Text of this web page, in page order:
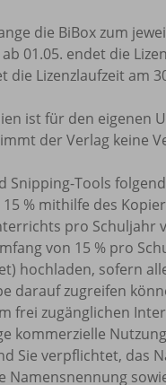
die BiBox zum
01.05. endet die
die Lizenzlaufzeit am
ist für den eigenen
der Verlag keine
Snipping-Tools
% mithilfe des
pro Schuljahr
von 15 % pro
hochladen, sofern
darauf zugreifen
frei zugänglichen
kommerzielle
Sie verpflichtet, das
Namensnennung